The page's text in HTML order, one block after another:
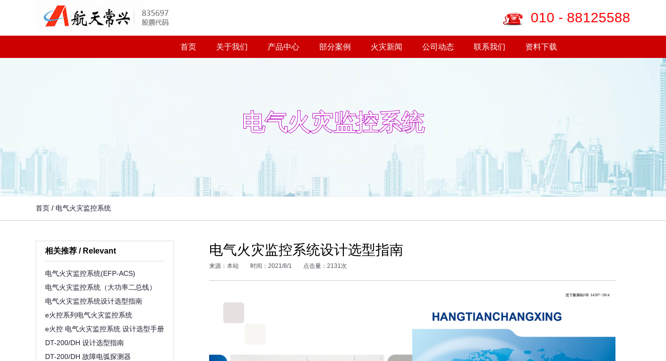
010 - 88125588
首页 关于我们 产品中心 部分案例 火灾新闻 公司动态 联系我们 资料下载
电气火灾监控系统
首页 / 电气火灾监控系统
相关推荐 / Relevant
电气火灾监控系统(EFP-ACS)
电气火灾监控系统（大功率二总线）
电气火灾监控系统设计选型指南
e火控系列电气火灾监控系统
e火控 电气火灾监控系统 设计选型手册
DT-200/DH 设计选型指南
DT-200/DH 故障电弧探测器
电气火灾监控系统设计选型指南
来源：本站 时间：2021/8/1 点击量：2131次